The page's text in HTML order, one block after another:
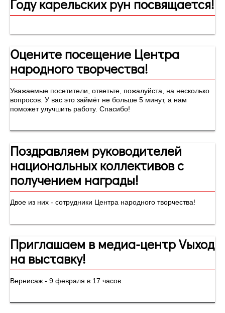
Году карельских рун посвящается!
Оцените посещение Центра
народного творчества!
Уважаемые посетители, ответьте, пожалуйста, на несколько
вопросов. У вас это займёт не больше 5 минут, а нам
поможет улучшить работу. Спасибо!
Поздравляем руководителей
национальных коллективов с
получением награды!
Двое из них - сотрудники Центра народного творчества!
Приглашаем в медиа-центр Vыход
на выставку!
Вернисаж - 9 февраля в 17 часов.